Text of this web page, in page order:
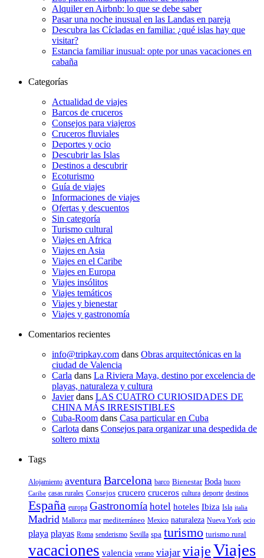
Alquiler en Airbnb: lo que se debe saber
Pasar una noche inusual en las Landas en pareja
Descubra las Cícladas en familia: ¿qué islas hay que
visitar?
Estancia familiar inusual: opte por unas vacaciones en
cabaña
Categorías
Actualidad de viajes
Barcos de cruceros
Consejos para viajeros
Cruceros fluviales
Deportes y ocio
Descubrir las Islas
Destinos a descubrir
Ecoturismo
Guía de viajes
Informaciones de viajes
Ofertas y descuentos
Sin categoría
Turismo cultural
Viajes en Africa
Viajes en Asia
Viajes en el Caribe
Viajes en Europa
Viajes insólitos
Viajes temáticos
Viajes y bienestar
Viajes y gastronomía
Comentarios recientes
info@tripkay.com dans Obras arquitectónicas en la
ciudad de Valencia
Carla dans La Riviera Maya, destino por excelencia de
playas, naturaleza y cultura
Javierdans LAS CUATRO CURIOSIDADES DE
CHINA MÁS IRRESISTIBLES
Cuba-Room dans Casa particular en Cuba
Carlota dans Consejos para organizar una despedida de
soltero mixta
Tags
Alojamiento aventura Barcelona barco Bienestar Boda buceo
Caribe casas rurales Consejos crucero cruceros cultura deporte destinos
España europa Gastronomía hotel hoteles Ibiza Isla italia
Madrid Mallorca mar mediterráneo Mexico naturaleza Nueva York ocio
playa playas Roma senderismo Sevilla spa turismo turismo rural
vacaciones valencia verano viajar viajeViajes